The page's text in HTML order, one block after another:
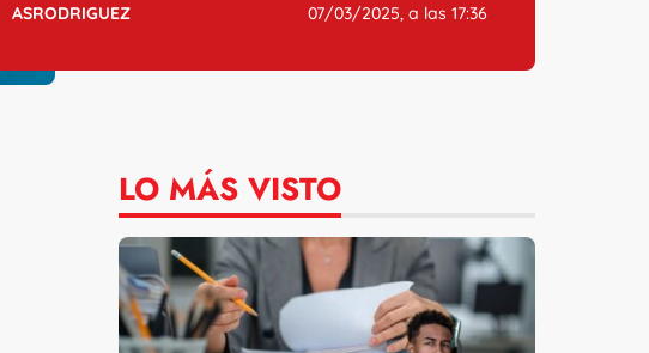
ASRODRIGUEZ 07/03/2025, a las 17:36
LO MÁS VISTO